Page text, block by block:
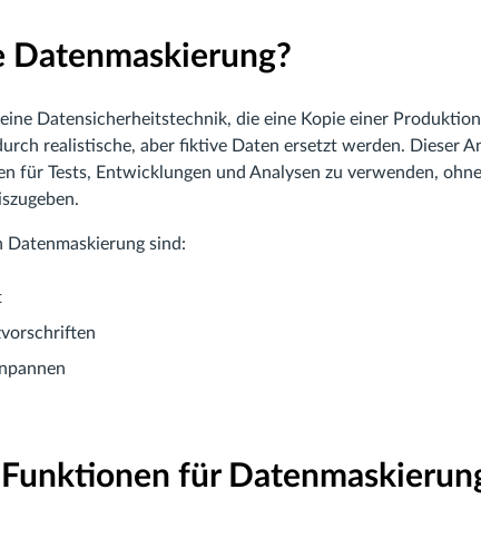
Datenmaskierung?
Datensicherheitstechnik, die eine Kopie einer
realistische, aber fiktive Daten ersetzt werden. Dieser
für Tests, Entwicklungen und Analysen zu verwenden,
sind:
für